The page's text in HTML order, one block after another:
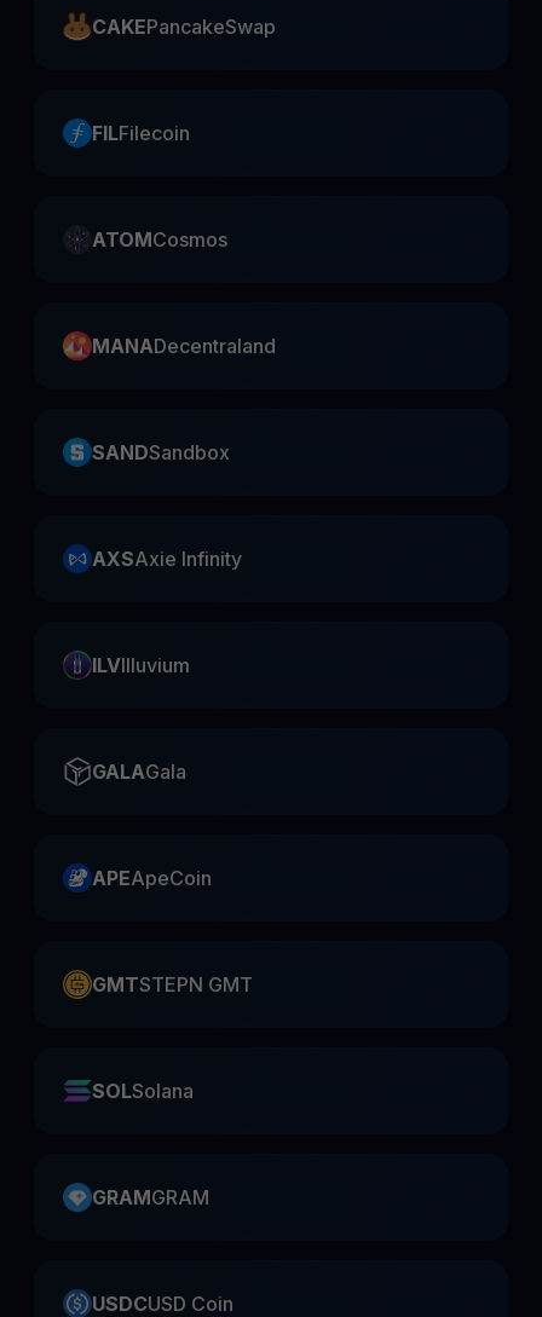
CAKEPancakeSwap
FILFilecoin
ATOMCosmos
MANADecentraland
SANDSandbox
AXSAxie Infinity
ILVIlluvium
GALAGala
APEApeCoin
GMTSTEPN GMT
SOLSolana
GRAMGRAM
USDCUSD Coin